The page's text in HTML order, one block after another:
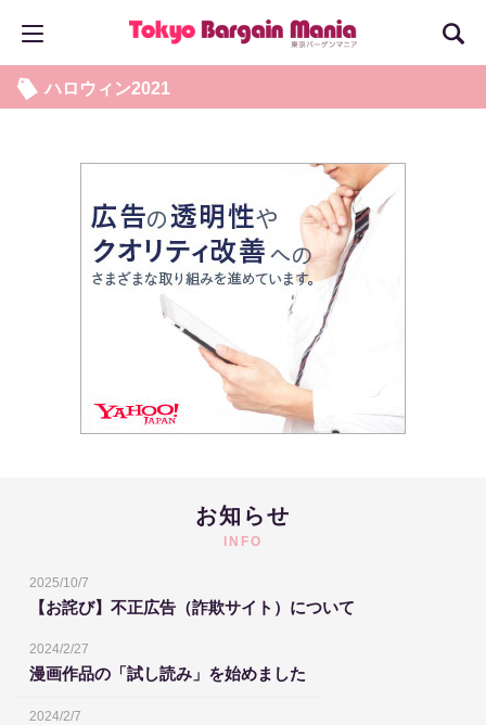
ハロウィン2021
お知らせ
INFO
2025/10/7
【お詫び】不正広告（詐欺サイト）について
2024/2/27
漫画作品の「試し読み」を始めました
2024/2/7